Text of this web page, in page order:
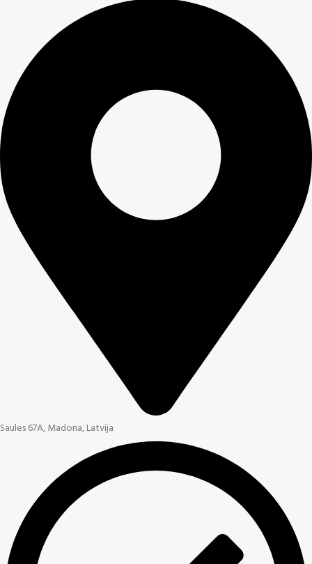
Saules 67A, Madona, Latvija